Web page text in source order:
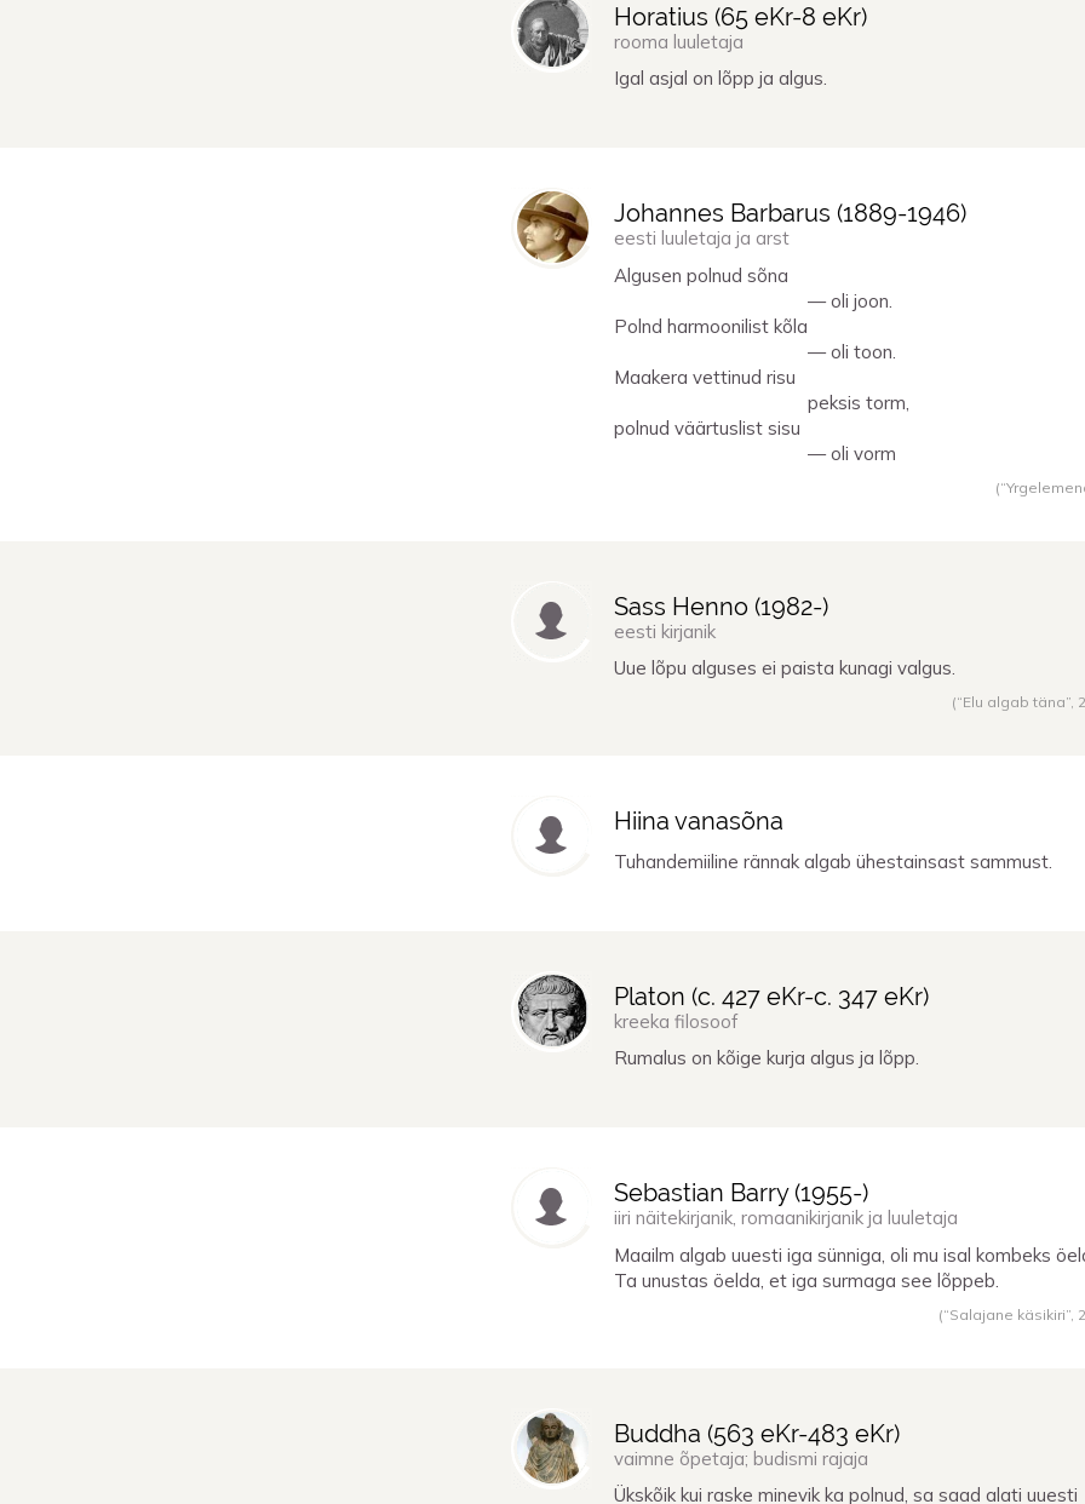
Horatius (65 eKr-8 eKr)
rooma luuletaja
Igal asjal on lõpp ja algus.
Johannes Barbarus (1889-1946)
eesti luuletaja ja arst
Algusen polnud sõna
— oli joon.
Polnd harmoonilist kõla
— oli toon.
Maakera vettinud risu
peksis torm,
polnud väärtuslist sisu
— oli vorm
Sass Henno (1982-)
eesti kirjanik
Uue lõpu alguses ei paista kunagi valgus.
(“Elu algab täna”,
Hiina vanasõna
Tuhandemiiline rännak algab ühestainsast sammust.
Platon (c. 427 eKr-c. 347 eKr)
kreeka filosoof
Rumalus on kõige kurja algus ja lõpp.
Sebastian Barry (1955-)
iiri näitekirjanik, romaanikirjanik ja luuletaja
Maailm algab uuesti iga sünniga, oli mu isal kombeks
Ta unustas öelda, et iga surmaga see lõppeb.
(“Salajane käsikiri”,
Buddha (563 eKr-483 eKr)
vaimne õpetaja; budismi rajaja
Ükskõik kui raske minevik ka polnud, sa saad alati uuesti